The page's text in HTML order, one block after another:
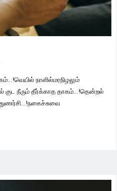
நாளில்மரநிழலும்
நீரும் தீர்க்காத தாகம்...!தென்றல்